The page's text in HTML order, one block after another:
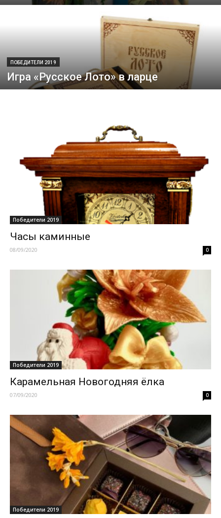
ПОБЕДИТЕЛИ 2019
Игра «Русское Лото» в ларце
Победители 2019
Часы каминные
08/09/2020 0
Победители 2019
Карамельная Новогодняя ёлка
07/09/2020 0
Победители 2019